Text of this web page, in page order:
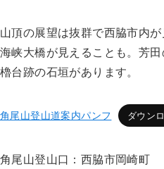
山頂の展望は抜群で西脇市内
海峡大橋が見えることも。芳
櫓台跡の石垣があります。
角尾山登山道案内パンフ ダウン
角尾山登山口：西脇市岡崎町